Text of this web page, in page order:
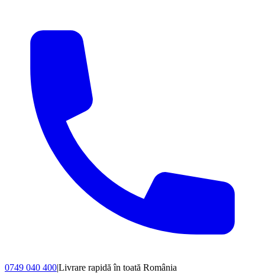
0749 040 400|Livrare rapidă în toată România